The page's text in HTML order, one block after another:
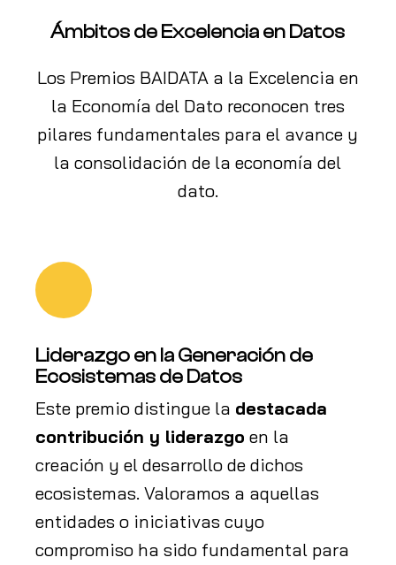
Ámbitos de Excelencia en Datos
Los Premios BAIDATA a la Excelencia en
la Economía del Dato reconocen tres
pilares fundamentales para el avance y
la consolidación de la economía del
dato.
Liderazgo en la Generación de
Ecosistemas de Datos
Este premio distingue la destacada
contribución y liderazgo en la
creación y el desarrollo de dichos
ecosistemas. Valoramos a aquellas
entidades o iniciativas cuyo
compromiso ha sido fundamental para